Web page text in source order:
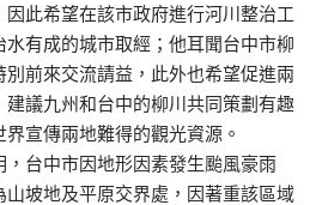
此希望在該市政府進行河川整治工
有成的城市取經；他耳聞台中市柳
前來交流請益，此外也希望促進兩
議九州和台中的柳川共同策劃有趣
宣傳兩地難得的觀光資源。
台中市因地形因素發生颱風豪雨
坡地及平原交界處，因著重該區域